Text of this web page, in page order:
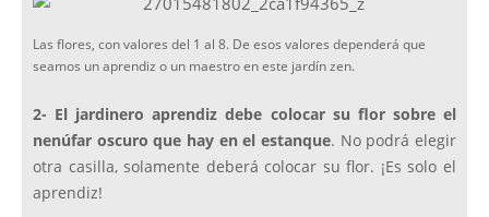
Las flores, con valores del 1 al 8. De esos valores dependerá que
seamos un aprendiz o un maestro en este jardín zen.
2- El jardinero aprendiz debe colocar su flor sobre el
nenúfar oscuro que hay en el estanque. No podrá elegir
otra casilla, solamente deberá colocar su flor. ¡Es solo el
aprendiz!